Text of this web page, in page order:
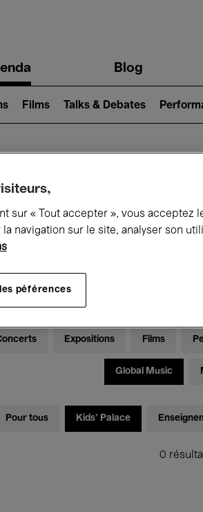
Blog
Films Talks & Debates
qui se
Expositions Films
Global Music
Pour tous Kids’ Palace
0
sur « Tout accepter », vous
la navigation sur le site, analyser son
péférences